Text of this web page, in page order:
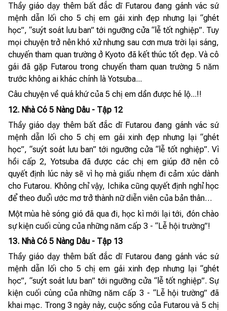
Thầy giáo dạy thêm bất đắc dĩ Futarou đang gánh vác sứ
mệnh dẫn lối cho 5 chị em gái xinh đẹp nhưng lại “ghét
học”, “suýt soát lưu ban” tới ngưỡng cửa “lễ tốt nghiệp”. Tuy
mọi chuyện trở nên khó xử nhưng sau cơn mưa trời lại sáng,
chuyến tham quan trường ở Kyoto đã kết thúc tốt đẹp. Và cô
gái đã gặp Futarou trong chuyến tham quan trường 5 năm
trước không ai khác chính là Yotsuba...
Câu chuyện về quá khứ của 5 chị em dần được hé lộ...!!
12. Nhà Có 5 Nàng Dâu - Tập 12
Thầy giáo dạy thêm bất đắc dĩ Futarou đang gánh vác sứ
mệnh dẫn lối cho 5 chị em gái xinh đẹp nhưng lại “ghét
học”, “suýt soát lưu ban” tới ngưỡng cửa “lễ tốt nghiệp”. Vì
hồi cấp 2, Yotsuba đã được các chị em giúp đỡ nên cô
quyết định lúc này sẽ vì họ mà giấu nhẹm đi cảm xúc dành
cho Futarou. Không chỉ vậy, Ichika cũng quyết định nghỉ học
để theo đuổi ước mơ trở thành nữ diễn viên của bản thân…
Một mùa hè sóng gió đã qua đi, học kì mới lại tới, đón chào
sự kiện cuối cùng của những năm cấp 3 - “Lễ hội trường”!
13. Nhà Có 5 Nàng Dâu - Tập 13
Thầy giáo dạy thêm bất đắc dĩ Futarou đang gánh vác sứ
mệnh dẫn lối cho 5 chị em gái xinh đẹp nhưng lại “ghét
học”, “suýt soát lưu ban” tới ngưỡng cửa “lễ tốt nghiệp”. Sự
kiện cuối cùng của những năm cấp 3 - “Lễ hội trường” đã
khai mạc. Trong 3 ngày này, cuộc sống của Futarou và 5 chị